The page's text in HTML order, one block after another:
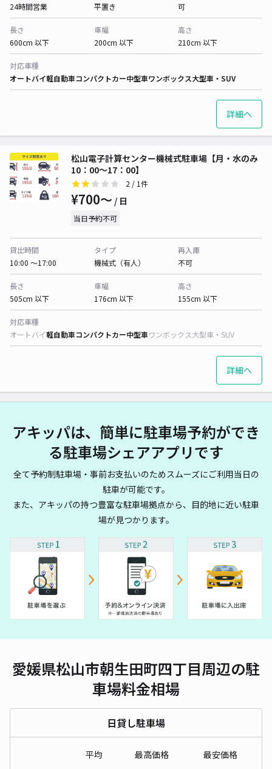
24時間営業
平置き
可
長さ
600cm 以下
車幅
200cm 以下
高さ
210cm 以下
対応車種
オートバイ軽自動車コンパクトカー中型車ワンボックス大型車・SUV
詳細へ
松山電子計算センター機械式駐車場【月・水のみ
10：00～17：00】
2 / 1件
¥700〜 / 日
当日予約不可
貸出時間
10:00 〜17:00
タイプ
機械式（有人）
再入庫
不可
長さ
505cm 以下
車幅
176cm 以下
高さ
155cm 以下
対応車種
オートバイ軽自動車コンパクトカー中型車ワンボックス大型車・SUV
詳細へ
アキッパは、簡単に駐車場予約ができ
る駐車場シェアアプリです
全て予約制駐車場・事前お支払いのためスムーズにご利用当日の
駐車が可能です。
また、アキッパの持つ豊富な駐車場拠点から、目的地に近い駐車
場が見つかります。
愛媛県松山市朝生田町四丁目周辺の駐
車場料金相場
日貸し駐車場
平均 最高価格 最安価格